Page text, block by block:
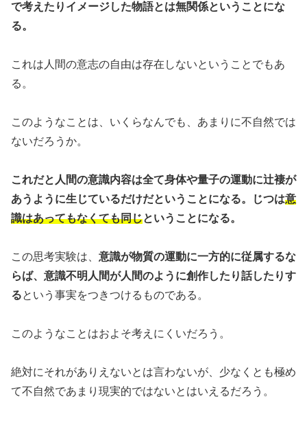
で考えたりイメージした物語とは無関係ということにな
る。
これは人間の意志の自由は存在しないということでもあ
る。
このようなことは、いくらなんでも、あまりに不自然では
ないだろうか。
これだと人間の意識内容は全て身体や量子の運動に辻褄が
あうように生じているだけだということになる。じつは意
識はあってもなくても同じということになる。
この思考実験は、 意識が物質の運動に一方的に従属するな
らば、意識不明人間が人間のように創作したり話したりす
るという事実をつきつけるものである。
このようなことはおよそ考えにくいだろう。
絶対にそれがありえないとは言わないが、少なくとも極め
て不自然であまり現実的ではないとはいえるだろう。